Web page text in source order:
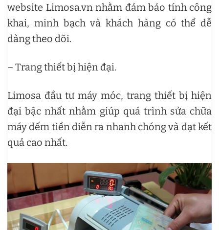
website Limosa.vn nhằm đảm bảo tính công
khai, minh bạch và khách hàng có thể dễ
dàng theo dõi.
– Trang thiết bị hiện đại.
Limosa đầu tư máy móc, trang thiết bị hiện
đại bậc nhất nhằm giúp quá trình sửa chữa
máy đếm tiền diễn ra nhanh chóng và đạt kết
quả cao nhất.